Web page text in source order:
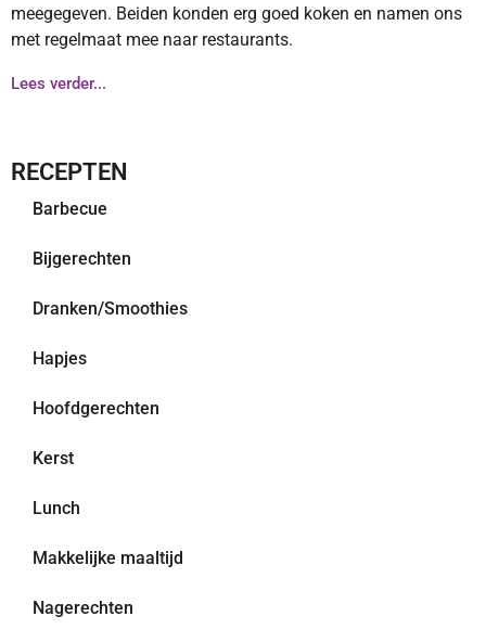
meegegeven. Beiden konden erg goed koken en namen ons
met regelmaat mee naar restaurants.
Lees verder...
RECEPTEN
Barbecue
Bijgerechten
Dranken/Smoothies
Hapjes
Hoofdgerechten
Kerst
Lunch
Makkelijke maaltijd
Nagerechten